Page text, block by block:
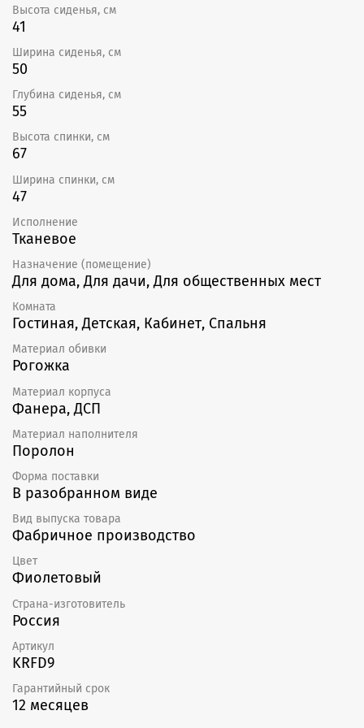
Высота сиденья, см
41
Ширина сиденья, см
50
Глубина сиденья, см
55
Высота спинки, см
67
Ширина спинки, см
47
Исполнение
Тканевое
Назначение (помещение)
Для дома, Для дачи, Для общественных мест
Комната
Гостиная, Детская, Кабинет, Спальня
Материал обивки
Рогожка
Материал корпуса
Фанера, ДСП
Материал наполнителя
Поролон
Форма поставки
В разобранном виде
Вид выпуска товара
Фабричное производство
Цвет
Фиолетовый
Страна-изготовитель
Россия
Артикул
KRFD9
Гарантийный срок
12 месяцев